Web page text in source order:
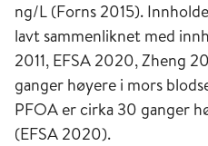
ng/L (Forns 2015).
lavt sammenliknet med
2011, EFSA 2020, Zheng
ganger høyere i mors
PFOA er cirka 30 ganger
(EFSA 2020).